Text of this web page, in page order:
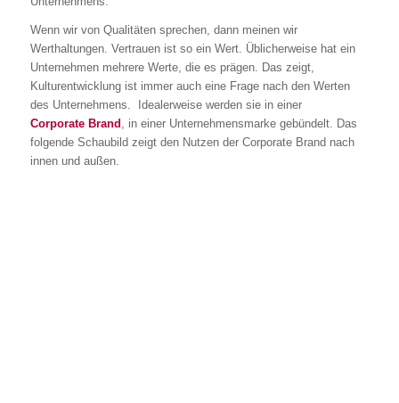
Wenn wir von Qualitäten sprechen, dann meinen wir
Werthaltungen. Vertrauen ist so ein Wert. Üblicherweise hat ein
Unternehmen mehrere Werte, die es prägen. Das zeigt,
Kulturentwicklung ist immer auch eine Frage nach den Werten
des Unternehmens. Idealerweise werden sie in einer
Corporate Brand , in einer Unternehmensmarke gebündelt. Das
folgende Schaubild zeigt den Nutzen der Corporate Brand nach
innen und außen.